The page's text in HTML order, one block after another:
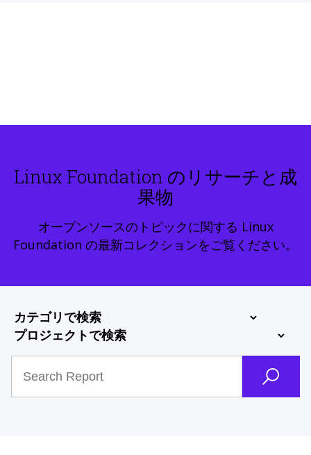
Linux Foundation のリサーチと成
果物
オープンソースのトピックに関する Linux
Foundation の最新コレクションをご覧ください。